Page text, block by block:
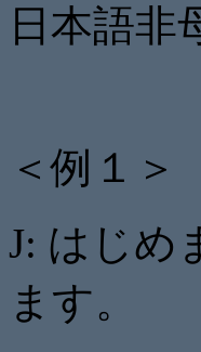
日本語非
＜例１＞
J: はじめ
ます。